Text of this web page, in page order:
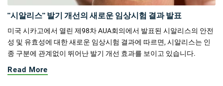
"시알리스" 발기 개선의 새로운 임상시험 결과 발표
미국 시카고에서 열린 제98차 AUA회의에서 발표된 시알리스의 안전
성 및 유효성에 대한 새로운 임상시험 결과에 따르면, 시알리스는 인
종 구분에 관계없이 뛰어난 발기 개선 효과를 보이고 있습니다.
Read More